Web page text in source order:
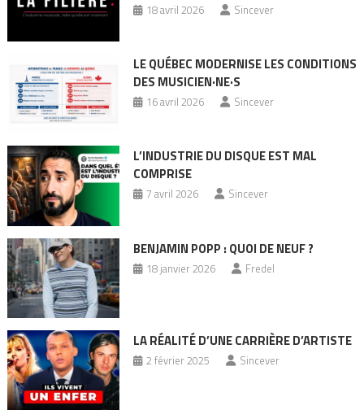
18 avril 2026 Sincever
LE QUÉBEC MODERNISE LES CONDITIONS
DES MUSICIEN·NE·S
16 avril 2026 Sincever
L’INDUSTRIE DU DISQUE EST MAL
COMPRISE
7 avril 2026 Sincever
BENJAMIN POPP : QUOI DE NEUF ?
18 janvier 2026 Fredel
LA RÉALITÉ D’UNE CARRIÈRE D’ARTISTE
2 février 2025 Sincever